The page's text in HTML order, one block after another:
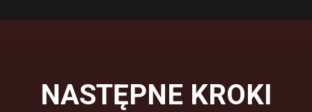
NASTĘPNE KROKI